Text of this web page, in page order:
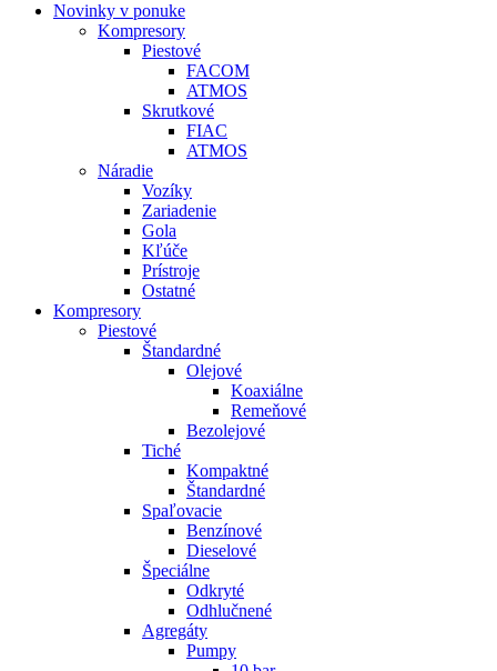
Novinky v ponuke
Kompresory
Piestové
FACOM
ATMOS
Skrutkové
FIAC
ATMOS
Náradie
Vozíky
Zariadenie
Gola
Kľúče
Prístroje
Ostatné
Kompresory
Piestové
Štandardné
Olejové
Koaxiálne
Remeňové
Bezolejové
Tiché
Kompaktné
Štandardné
Spaľovacie
Benzínové
Dieselové
Špeciálne
Odkryté
Odhlučnené
Agregáty
Pumpy